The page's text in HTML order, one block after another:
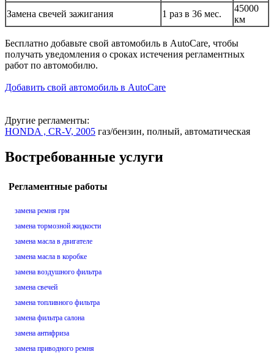
Замена свечей зажигания
1 раз в 36 мес.
45000
км
Бесплатно добавьте свой автомобиль в AutoCare, чтобы
получать уведомления о сроках истечения регламентных
работ по автомобилю.
Добавить свой автомобиль в AutoCare
Другие регламенты:
HONDA , CR-V, 2005 газ/бензин, полный, автоматическая
Востребованные услуги
Регламентные работы
замена ремня грм
замена тормозной жидкости
замена масла в двигателе
замена масла в коробке
замена воздушного фильтра
замена свечей
замена топливного фильтра
замена фильтра салона
замена антифриза
замена приводного ремня